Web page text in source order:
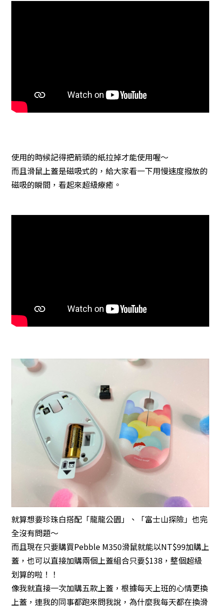
使用的時候記得把箭頭的紙拉掉才能使用喔～
而且滑鼠上蓋是磁吸式的，給大家看一下用慢速度撥放的
磁吸的瞬間，看起來超級療癒。
就算想要珍珠白搭配「龍龍公園」、「富士山探險」也完
全沒有問題～
而且現在只要購買Pebble M350滑鼠就能以NT$99加購上
蓋，也可以直接加購兩個上蓋組合只要$138，整個超級
划算的啦！！
像我就直接一次加購五款上蓋，根據每天上班的心情更換
上蓋，連我的同事都跑來問我說，為什麼我每天都在換滑